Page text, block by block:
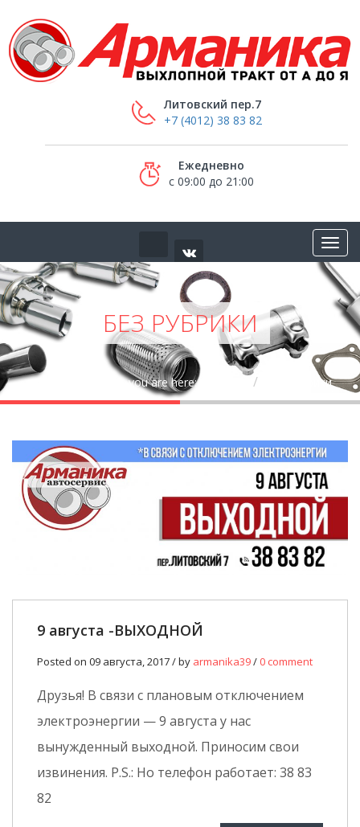
Литовский пер.7
+7 (4012) 38 83 82
Ежедневно
с 09:00 до 21:00
БЕЗ РУБРИКИ
you are here: Без рубрики
9 августа -ВЫХОДНОЙ
Posted on 09 августа, 2017 / by armanika39/ 0 comment
Друзья! В связи с плановым отключением
электроэнергии — 9 августа у нас
вынужденный выходной. Приносим свои
извинения. P.S.: Но телефон работает: 38 83
82